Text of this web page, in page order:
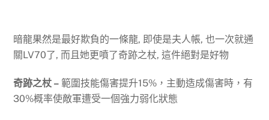
暗龍果然是最好欺負的一條龍, 即使是夫人帳, 也一次就通
關LV70了, 而且她更噴了奇跡之杖, 這件絕對是好物
奇跡之杖 – 範圍技能傷害提升15%，主動造成傷害時，有
30%概率使敵軍遭受一個強力弱化狀態